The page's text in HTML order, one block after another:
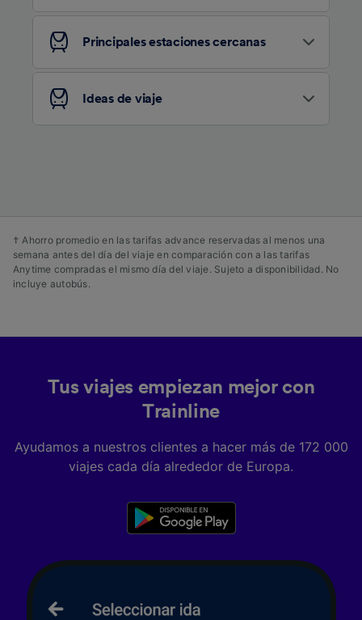
Principales estaciones cercanas
Ideas de viaje
† Ahorro promedio en las tarifas advance reservadas al menos una
semana antes del día del viaje en comparación con a las tarifas
Anytime compradas el mismo día del viaje. Sujeto a disponibilidad. No
incluye autobús.
Tus viajes empiezan mejor con
Trainline
Ayudamos a nuestros clientes a hacer más de 172 000
viajes cada día alrededor de Europa.
afectarán a los datos de navegación. Tus
datos no se utilizarán con fines de rastreo si
no nos has dado consentimiento para ello.
tratamos los datos para proporcionar:
publicidad y contenido, investigación de
audiencia y desarrollo de servicios.
Lista de asociados (proveedores)